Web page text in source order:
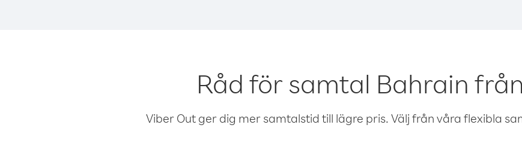
Råd för samtal Bahrain
Viber Out ger dig mer samtalstid till lägre pris. Välj från våra flexibla